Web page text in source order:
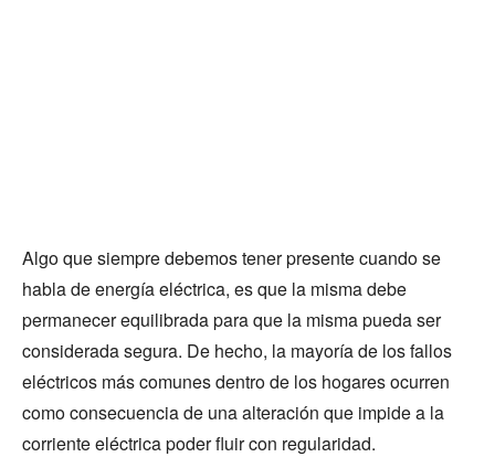
Algo que siempre debemos tener presente cuando se
habla de energía eléctrica, es que la misma debe
permanecer equilibrada para que la misma pueda ser
considerada segura. De hecho, la mayoría de los fallos
eléctricos más comunes dentro de los hogares ocurren
como consecuencia de una alteración que impide a la
corriente eléctrica poder fluir con regularidad.